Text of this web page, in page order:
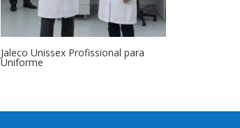
Jaleco Unissex Profissional para
Uniforme